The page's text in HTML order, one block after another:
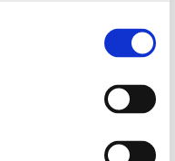
som metode i
som bor på
og
rehabilitering og
og lindrende